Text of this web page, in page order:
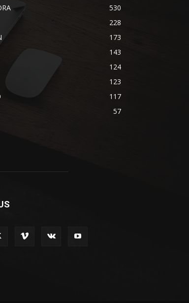
530
228
173
143
124
123
117
57